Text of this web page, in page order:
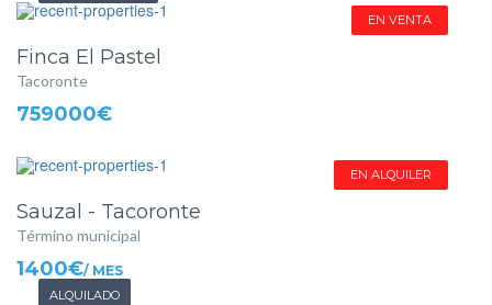
EN VENTA
Finca El Pastel
Tacoronte
759000€
EN ALQUILER
Sauzal - Tacoronte
Término municipal
1400€/ MES
ALQUILADO